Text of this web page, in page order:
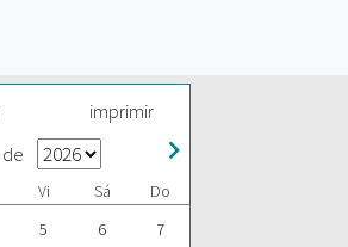
imprimir
de
Vi Sá
Do
5 6 7